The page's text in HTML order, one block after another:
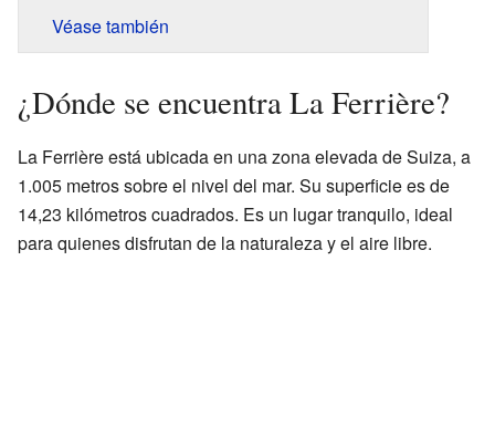
Véase también
¿Dónde se encuentra La Ferrière?
La Ferrière está ubicada en una zona elevada de Suiza, a
1.005 metros sobre el nivel del mar. Su superficie es de
14,23 kilómetros cuadrados. Es un lugar tranquilo, ideal
para quienes disfrutan de la naturaleza y el aire libre.